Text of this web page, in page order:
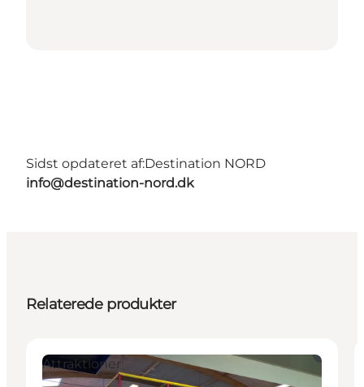
Sidst opdateret af:Destination NORD
info@destination-nord.dk
Relaterede produkter
Attraktioner